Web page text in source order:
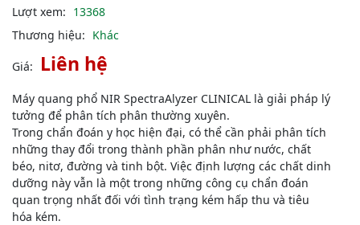
Lượt xem: 13368
Thương hiệu: Khác
Giá: Liên hệ
Máy quang phổ NIR SpectraAlyzer CLINICAL là giải pháp lý
tưởng để phân tích phân thường xuyên.
Trong chẩn đoán y học hiện đại, có thể cần phải phân tích
những thay đổi trong thành phần phân như nước, chất
béo, nitơ, đường và tinh bột. Việc định lượng các chất dinh
dưỡng này vẫn là một trong những công cụ chẩn đoán
quan trọng nhất đối với tình trạng kém hấp thu và tiêu
hóa kém.